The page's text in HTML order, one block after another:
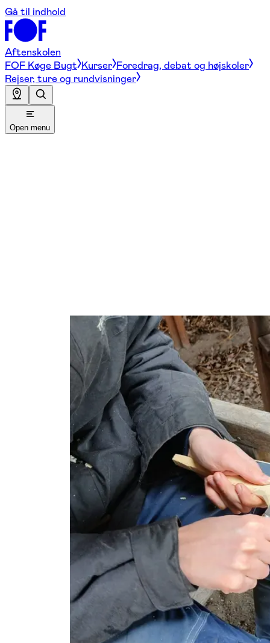
Gå til indhold
Aftenskolen
FOF Køge Bugt Kurser Foredrag, debat og højskoler
Rejser, ture og rundvisninger
Open menu